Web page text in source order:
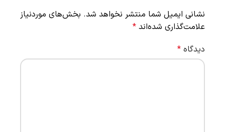
نشانی ایمیل شما منتشر نخواهد شد. بخش‌های موردنیاز
علامت‌گذاری شده‌اند *
دیدگاه *